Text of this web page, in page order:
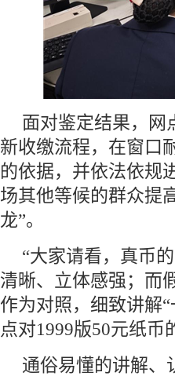
面对鉴定结果，网
新收缴流程，在窗口
的依据，并依法依规
场其他等候的群众提
龙”。
“大家请看，真币
清晰、立体感强；而
作为对照，细致讲解
点对1999版50元纸
通俗易懂的讲解、